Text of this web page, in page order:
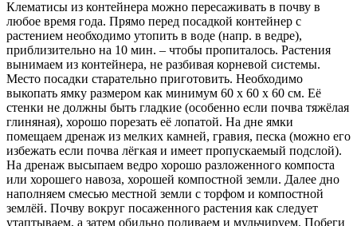
Клематисы из контейнера можно пересаживать в почву в
любое время года. Прямо перед посадкой контейнер с
растением необходимо утопить в воде (напр. в ведре),
приблизительно на 10 мин. – чтобы пропиталось. Растения
вынимаем из контейнера, не разбивая корневой системы.
Место посадки старательно приготовить. Необходимо
выкопать ямку размером как минимум 60 x 60 x 60 cм. Её
стенки не должны быть гладкие (особенно если почва тяжёлая
глиняная), хорошо порезать её лопатой. На дне ямки
помещаем дренаж из мелких камней, гравия, песка (можно его
избежать если почва лёгкая и имеет пропускаемый подслой).
На дренаж высыпаем ведро хорошо разложенного компоста
или хорошего навоза, хорошей компостной земли. Далее дно
наполняем смесью местной земли с торфом и компостной
землёй. Почву вокруг посаженного растения как следует
утаптываем, а затем обильно поливаем и мульчируем. Побеги